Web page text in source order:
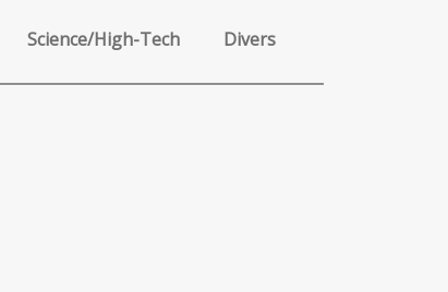
Science/High-Tech Divers